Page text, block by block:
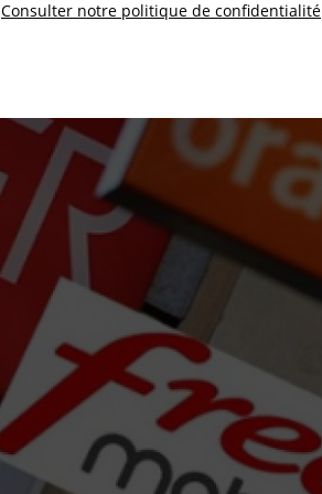
Consulter notre politique de confidentialité